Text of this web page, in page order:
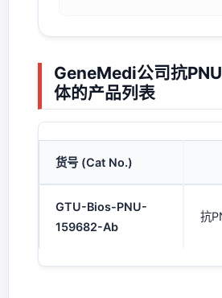
GeneMedi公司抗
体的产品列表
货号 (Cat No.)
GTU-Bios-PNU-
159682-Ab
抗